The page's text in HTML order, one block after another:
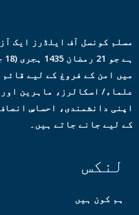
مسلم کونسل آف ایلڈرز ایک
میں امن کے فروغ کے لیے
علماء/ اسکالرز، ماہرین
اپنی دانشمندی، احساسِ
کے لیے جانے جاتے ہیں۔
لنکس
ہم کون ہیں